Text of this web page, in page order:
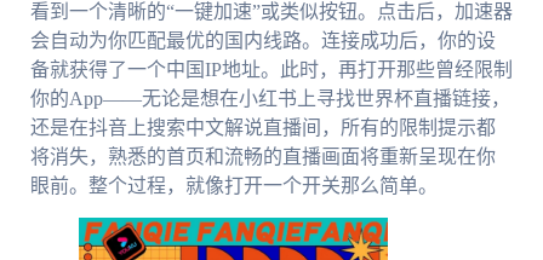
看到一个清晰的“一键加速”或类似按钮。点击后，加速器
会自动为你匹配最优的国内线路。连接成功后，你的设
备就获得了一个中国IP地址。此时，再打开那些曾经限制
你的App——无论是想在小红书上寻找世界杯直播链接，
还是在抖音上搜索中文解说直播间，所有的限制提示都
将消失，熟悉的首页和流畅的直播画面将重新呈现在你
眼前。整个过程，就像打开一个开关那么简单。